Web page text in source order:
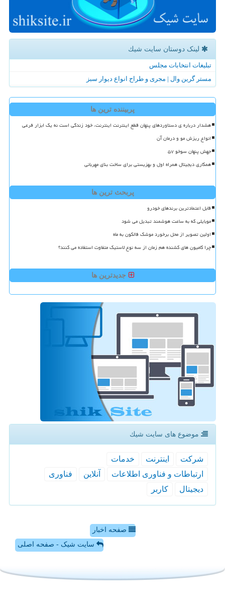
لینک دوستان سایت شیك
تبلیغات انتخابات مجلس
مستر گرین وال | مجری و طراح انواع دیوار سبز
پربیننده ترین ها
هشدار درباره ی دستاوردهای پنهان قطع اینترنت اینترنت، خود زندگی است نه یک ابزار فرعی
انواع ریزش مو و درمان آن
جهش پنهان سوخو ۵۷
همکاری دیجیتال همراه اول و بهزیستی برای ساخت بنای مهربانی
پربحث ترین ها
قابل اعتمادترین برندهای خودرو
موبایلی که به ساعت هوشمند تبدیل می شود
اولین تصویر از محل برخورد موشک فالکون به ماه
چرا کامیون های کشنده هم زمان از سه نوع لاستیک متفاوت استفاده می کنند؟
جدیدترین ها
موضوع های سایت شیك
شركت اینترنت
خدمات
ارتباطات و فناوری اطلاعات
آنلاین
فناوری
دیجیتال
كاربر
صفحه اخبار
سایت شیک - صفحه اصلی